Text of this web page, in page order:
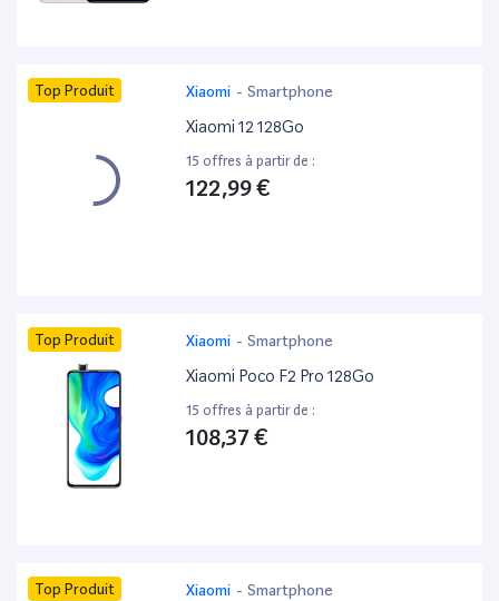
Top Produit Xiaomi - Smartphone
Xiaomi 12 128Go
15 offres à partir de :
122,99 €
Top Produit Xiaomi - Smartphone
Xiaomi Poco F2 Pro 128Go
15 offres à partir de :
108,37 €
Top Produit Xiaomi - Smartphone